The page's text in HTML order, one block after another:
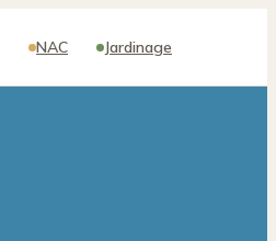
NAC Jardinage